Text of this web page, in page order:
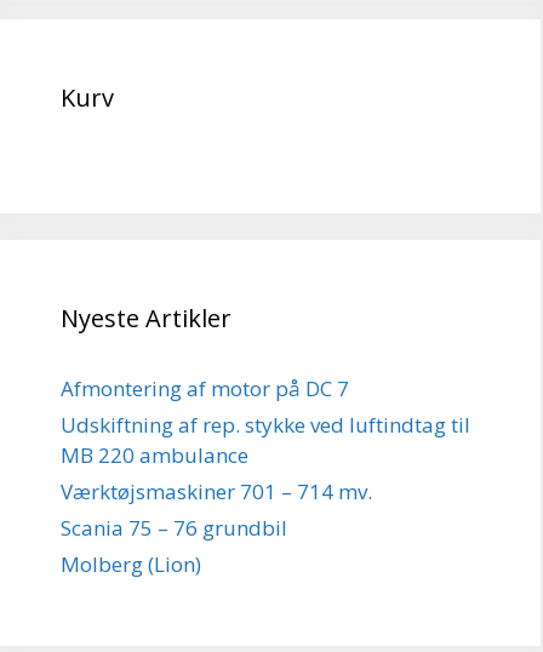
Kurv
Nyeste Artikler
Afmontering af motor på DC 7
Udskiftning af rep. stykke ved luftindtag til
MB 220 ambulance
Værktøjsmaskiner 701 – 714 mv.
Scania 75 – 76 grundbil
Molberg (Lion)